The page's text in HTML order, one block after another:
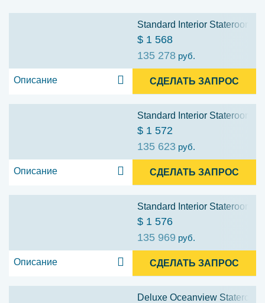
Standard Interior Stateroom:
$ 1 568
135 278 руб.
Описание СДЕЛАТЬ ЗАПРОС
Standard Interior Stateroom:
$ 1 572
135 623 руб.
Описание СДЕЛАТЬ ЗАПРОС
Standard Interior Stateroom:
$ 1 576
135 969 руб.
Описание СДЕЛАТЬ ЗАПРОС
Deluxe Oceanview